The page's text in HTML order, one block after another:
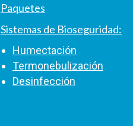
Paquetes
Sistemas de Bioseguridad:
Humectación
Termonebulización
Desinfección